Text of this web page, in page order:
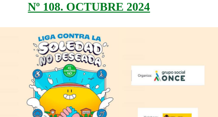
Nº 108. OCTUBRE 2024